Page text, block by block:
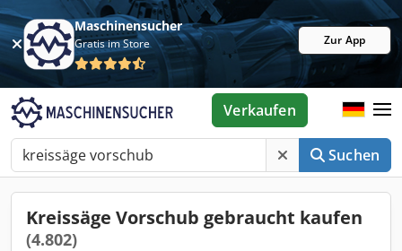
Maschinensucher
Gratis im Store Zur App
Suchen
Verkaufen
Kreissäge Vorschub gebraucht kaufen
(4.802)